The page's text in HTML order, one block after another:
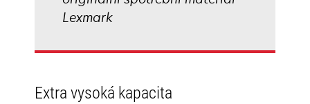
Lexmark
Extra vysoká kapacita